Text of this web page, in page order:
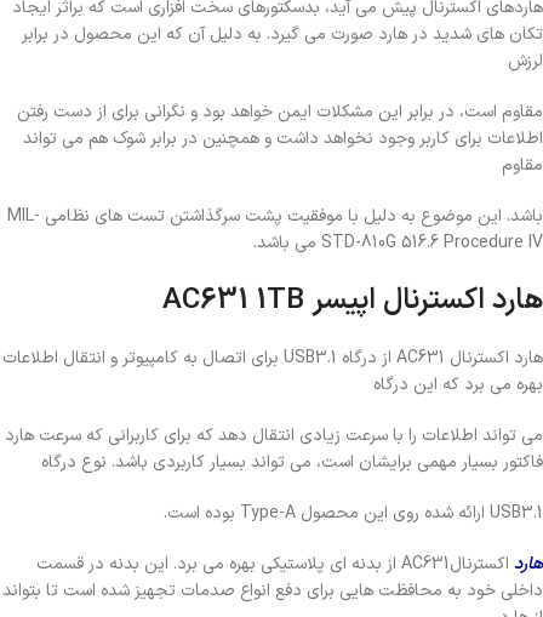
هاردهای اکسترنال پیش می آید، بدسکتورهای سخت افزاری است که براثر ایجاد
تکان‌ های شدید در هارد صورت می ‌گیرد. به دلیل آن‌ که این محصول در برابر
لرزش
مقاوم است، در برابر این مشکلات ایمن خواهد بود و نگرانی برای از دست رفتن
اطلاعات برای کاربر وجود نخواهد داشت و همچنین در برابر شوک هم می ‌تواند
مقاوم
باشد. این موضوع به دلیل با موفقیت پشت سرگذاشتن تست ‌های نظامی MIL-
STD-810G 516.6 Procedure IV می باشد.
هارد اکسترنال اپیسر AC631 1TB
هارد اکسترنال AC631 از درگاه USB3.1 برای اتصال به کامپیوتر و انتقال اطلاعات
بهره می‌ برد که این درگاه
می ‌تواند اطلاعات را با سرعت زیادی انتقال دهد که برای کاربرانی ‌که سرعت هارد
فاکتور بسیار مهمی برایشان است، می‌ تواند بسیار کاربردی باشد. نوع درگاه
USB3.1 ارائه شده روی این محصول Type-A بوده است.
هارد
اکسترنالAC631 از بدنه ‌ای پلاستیکی بهره می‌ برد. این بدنه در قسمت
داخلی خود به محافظت ‌هایی برای دفع انواع صدمات تجهیز شده است تا بتواند